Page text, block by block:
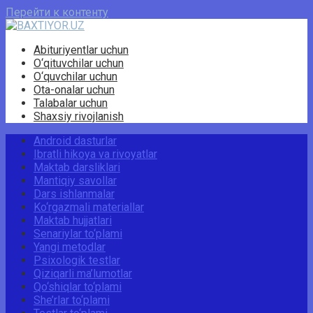
Перейти к контенту
Abituriyentlar uchun
O‘qituvchilar uchun
O‘quvchilar uchun
Ota-onalar uchun
Talabalar uchun
Shaxsiy rivojlanish
Android dasturlar
Ibratli hikoya va rivoyatlar
Maktab darsliklari
Mantiqiy savollar
Dars ishlanmalar
Ko‘rgazmali materiallar
Maktab hujjatlari
Senariylar to‘plami
Yangi metodlar
Psixologik testlar
Qiziqarli ma’lumotlar
Qo‘shiqlar to‘plami
She’rlar to‘plami